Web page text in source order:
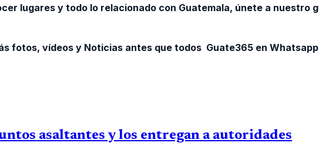
lugares y todo lo relacionado con Guatemala, únete a nuestro
fotos, vídeos y Noticias antes que todos Guate365 en Whatsapp
asaltantes y los entregan a autoridades